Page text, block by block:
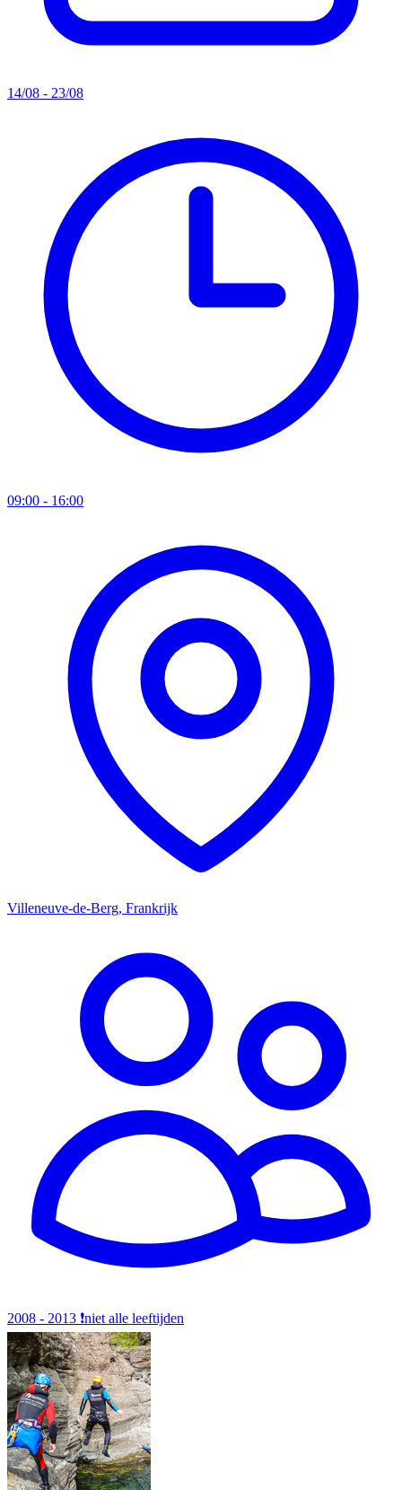
14/08 - 23/08
09:00 - 16:00
Villeneuve-de-Berg, Frankrijk
2008 - 2013 ❗️niet alle leeftijden